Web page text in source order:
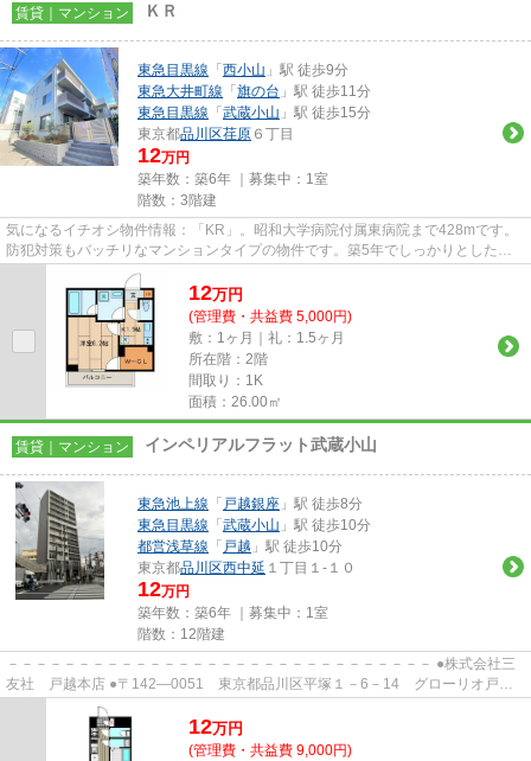
賃貸｜マンション ＫＲ
東急目黒線 「 西小山 」駅 徒歩9分
東急大井町線 「 旗の台 」駅 徒歩11分
東急目黒線 「 武蔵小山 」駅 徒歩15分
東京都品川区荏原 ６丁目
12万円
築年数：築6年 ｜募集中： 1室
階数：3階建
気になるイチオシ物件情報：「KR」。昭和大学病院付属東病院まで428mです。
防犯対策もバッチリなマンションタイプの物件です。築5年でしっかりとした作
りが特徴の物件です。お客様の多...
12万円
(管理費・共益費 5,000円)
敷：1ヶ月｜礼：1.5ヶ月
所在階：2階
間取り：1K
面積：26.00㎡
賃貸｜マンション インペリアルフラット武蔵小山
東急池上線 「 戸越銀座 」駅 徒歩8分
東急目黒線 「 武蔵小山 」駅 徒歩10分
都営浅草線 「 戸越 」駅 徒歩10分
東京都品川区西中延 １丁目１-１０
12万円
築年数：築6年 ｜募集中： 1室
階数：12階建
－－－－－－－－－－－－－－－－－－－－－－－－－－－－－－ ●株式会社三
友社 戸越本店 ●〒142―0051 東京都品川区平塚１－6－14 グローリオ戸越
銀座1階 ●TEL：03-3783-1218...
12万円
(管理費・共益費 9,000円)